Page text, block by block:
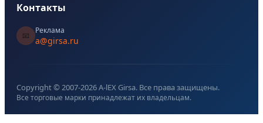
Контакты
📧
Реклама
a@girsa.ru
Copyright © 2007-2026A-lEX Girsa. Все права защищены.
Все торговые марки принадлежат их владельцам.